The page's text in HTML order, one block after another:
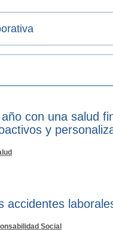
con una salud
y
accidentes
Social